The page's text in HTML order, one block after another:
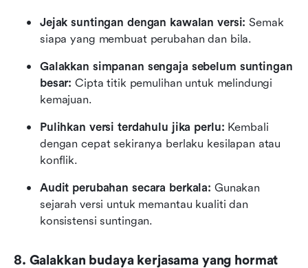
Jejak suntingan dengan kawalan versi: Semak
siapa yang membuat perubahan dan bila.
Galakkan simpanan sengaja sebelum suntingan
besar: Cipta titik pemulihan untuk melindungi
kemajuan.
Pulihkan versi terdahulu jika perlu: Kembali
dengan cepat sekiranya berlaku kesilapan atau
konflik.
Audit perubahan secara berkala: Gunakan
sejarah versi untuk memantau kualiti dan
konsistensi suntingan.
8. Galakkan budaya kerjasama yang hormat